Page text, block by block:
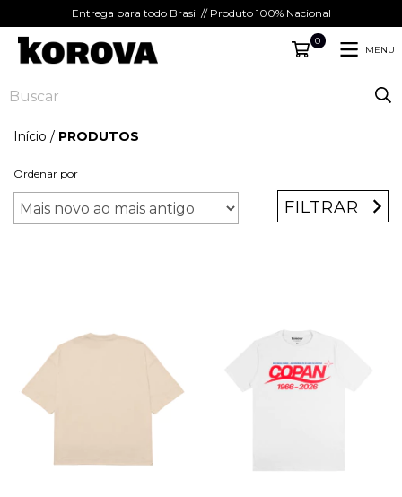
Entrega para todo Brasil // Produto 100% Nacional
0
MENU
Início / PRODUTOS
Ordenar por
FILTRAR